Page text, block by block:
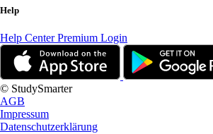
Help
Help CenterPremium Login
© StudySmarter
AGB
Impressum
Datenschutzerklärung